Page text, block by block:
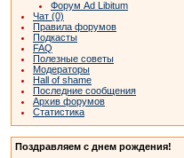
Форум Ad Libitum
Чат (0)
Правила форумов
Подкасты
FAQ
Полезные советы
Модераторы
Hall of shame
Последние сообщения
Архив форумов
Статистика
Поздравляем с днем рождения!